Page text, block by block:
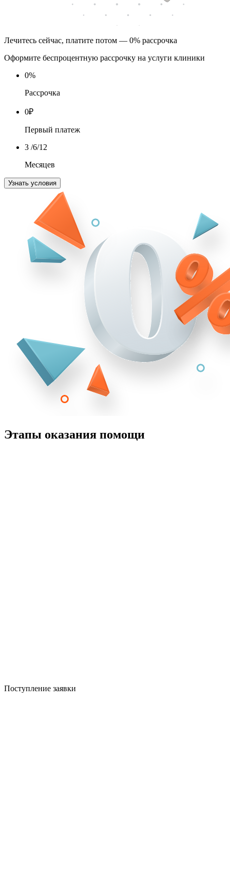
Лечитесь сейчас, платите потом — 0% рассрочка
Оформите беспроцентную рассрочку на услуги клиники
0%
Рассрочка
0₽
Первый платеж
3 /6/12
Месяцев
Узнать условия
Этапы оказания помощи
Поступление заявки